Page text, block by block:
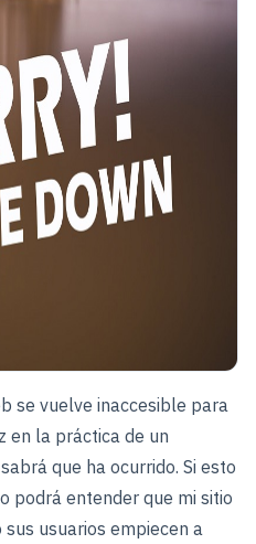
se vuelve inaccesible para
en la práctica de un
que ha ocurrido. Si esto
podrá entender que mi sitio
usuarios empiecen a